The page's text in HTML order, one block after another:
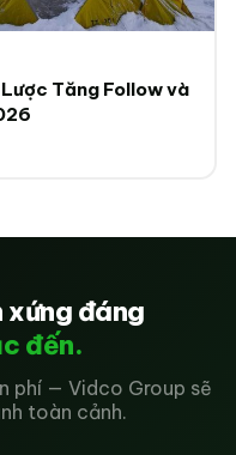
Tăng Follow và
xứng đáng
đến.
phí — Vidco Group sẽ
toàn cảnh.